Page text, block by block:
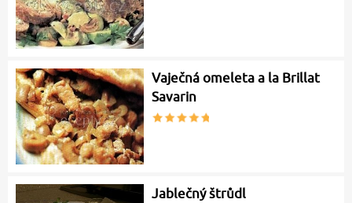
Vaječná omeleta a la Brillat
Savarin
Jablečný štrůdl